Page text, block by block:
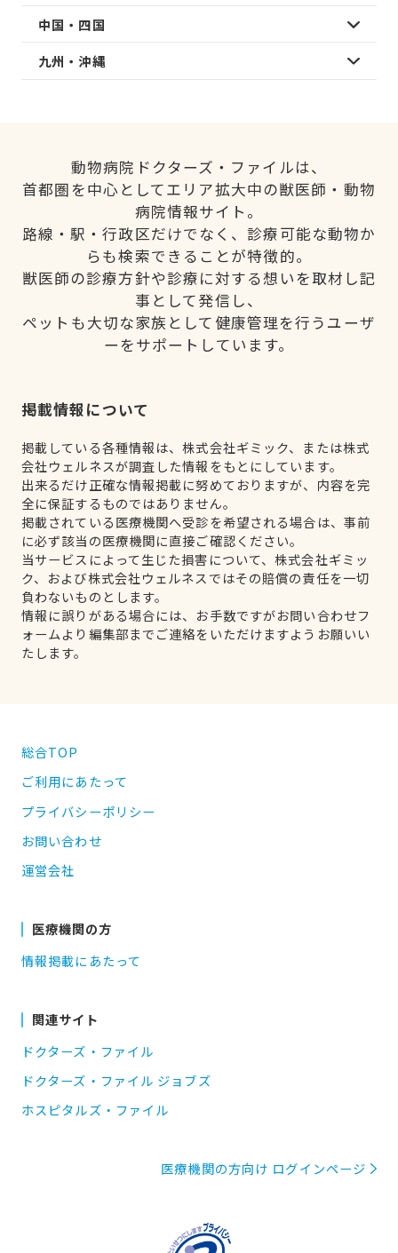
中国・四国
九州・沖縄
動物病院ドクターズ・ファイルは、
首都圏を中心としてエリア拡大中の獣医師・動物
病院情報サイト。
路線・駅・行政区だけでなく、診療可能な動物か
らも検索できることが特徴的。
獣医師の診療方針や診療に対する想いを取材し記
事として発信し、
ペットも大切な家族として健康管理を行うユーザ
ーをサポートしています。
掲載情報について
掲載している各種情報は、株式会社ギミック、または株式
会社ウェルネスが調査した情報をもとにしています。
出来るだけ正確な情報掲載に努めておりますが、内容を完
全に保証するものではありません。
掲載されている医療機関へ受診を希望される場合は、事前
に必ず該当の医療機関に直接ご確認ください。
当サービスによって生じた損害について、株式会社ギミッ
ク、および株式会社ウェルネスではその賠償の責任を一切
負わないものとします。
情報に誤りがある場合には、お手数ですがお問い合わせフ
ォームより編集部までご連絡をいただけますようお願いい
たします。
総合TOP
ご利用にあたって
プライバシーポリシー
お問い合わせ
運営会社
医療機関の方
情報掲載にあたって
関連サイト
ドクターズ・ファイル
ドクターズ・ファイル ジョブズ
ホスピタルズ・ファイル
医療機関の方向け ログインページ